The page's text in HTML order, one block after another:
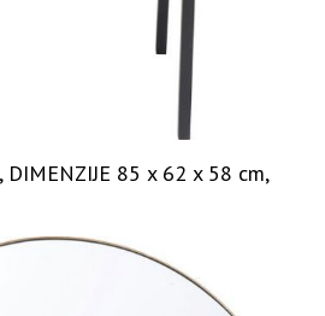
DIMENZIJE 85 x 62 x 58 cm,